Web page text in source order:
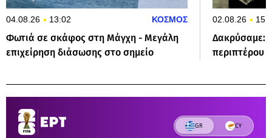
04.08.26 13:02 ΚΟΣΜΟΣ
Φωτιά σε σκάφος στη Μάγχη - Μεγάλη
επιχείρηση διάσωσης στο σημείο
02.08.26
Δακρύσαμε:
περιπτέρου